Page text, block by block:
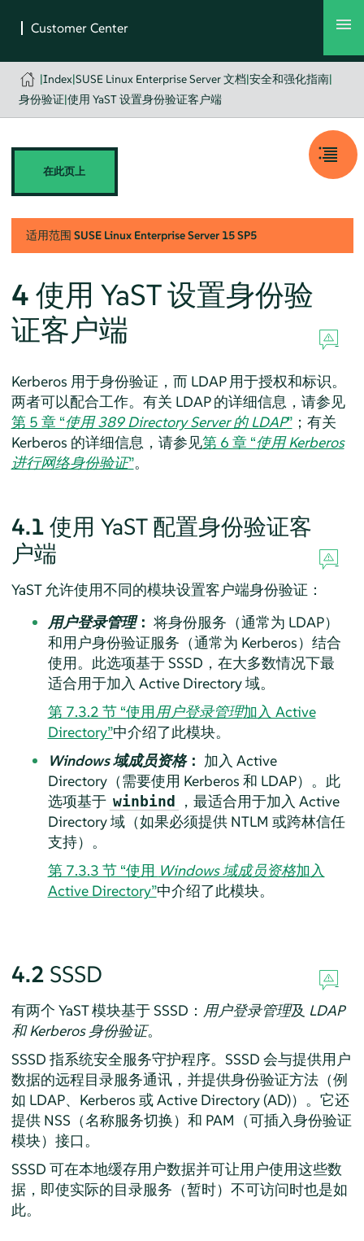
|Index|SUSE Linux Enterprise Server 文档|安全和强化指南|
身份验证|使用 YaST 设置身份验证客户端
在此页上
适用范围 SUSE Linux Enterprise Server 15 SP5
4 使用 YaST 设置身份验
证客户端
Kerberos 用于身份验证，而 LDAP 用于授权和标识。
两者可以配合工作。有关 LDAP 的详细信息，请参见
第 5 章 “使用 389 Directory Server 的 LDAP”；有关
Kerberos 的详细信息，请参见第 6 章 “使用 Kerberos
进行网络身份验证”。
4.1 使用 YaST 配置身份验证客
户端
YaST 允许使用不同的模块设置客户端身份验证：
用户登录管理： 将身份服务（通常为 LDAP）
和用户身份验证服务（通常为 Kerberos）结合
使用。此选项基于 SSSD，在大多数情况下最
适合用于加入 Active Directory 域。
第 7.3.2 节 “使用用户登录管理加入 Active
Directory”中介绍了此模块。
Windows 域成员资格： 加入 Active
Directory（需要使用 Kerberos 和 LDAP）。此
选项基于 winbind
，最适合用于加入 Active
Directory 域（如果必须提供 NTLM 或跨林信任
支持）。
第 7.3.3 节 “使用 Windows 域成员资格加入
Active Directory”中介绍了此模块。
4.2 SSSD
有两个 YaST 模块基于 SSSD： 用户登录管理及 LDAP
和 Kerberos 身份验证。
SSSD 指系统安全服务守护程序。SSSD 会与提供用户
数据的远程目录服务通讯，并提供身份验证方法（例
如 LDAP、Kerberos 或 Active Directory (AD)）。它还
提供 NSS（名称服务切换）和 PAM（可插入身份验证
模块）接口。
SSSD 可在本地缓存用户数据并可让用户使用这些数
据，即使实际的目录服务（暂时）不可访问时也是如
此。